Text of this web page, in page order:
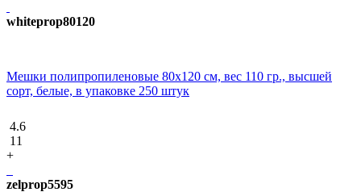
whiteprop80120
Мешки полипропиленовые 80х120 см, вес 110 гр., высшей
сорт, белые, в упаковке 250 штук
4.6
11
+
zelprop5595